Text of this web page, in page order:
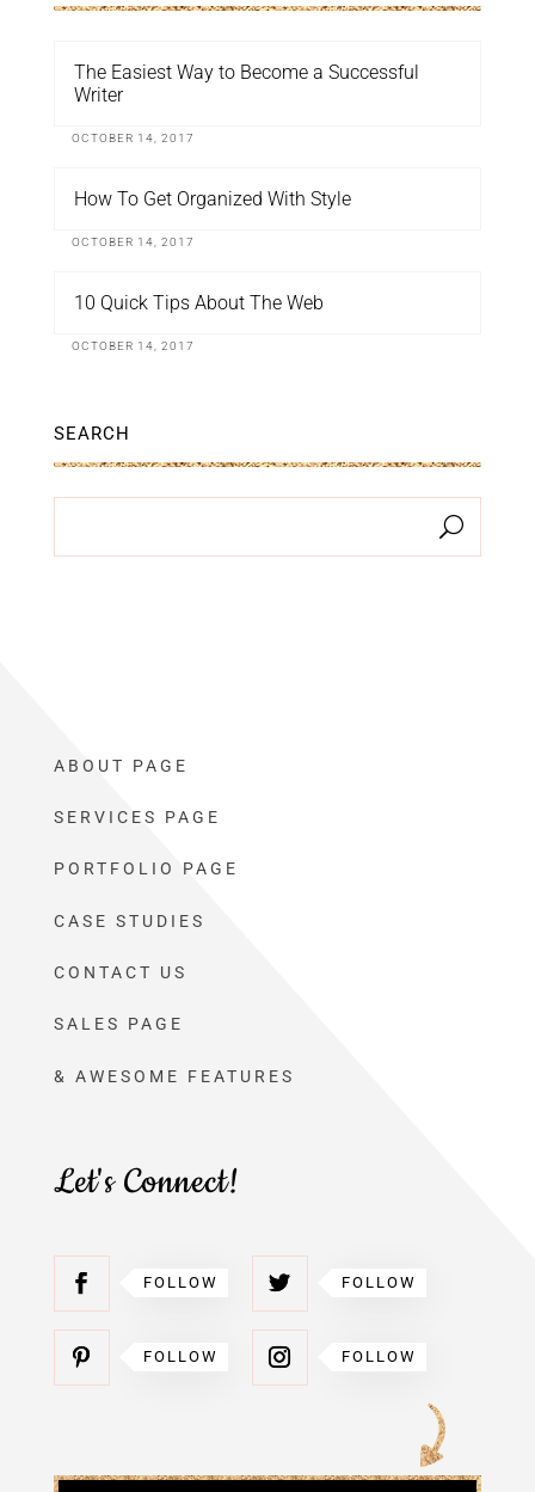
The Easiest Way to Become a Successful
Writer
OCTOBER 14, 2017
How To Get Organized With Style
OCTOBER 14, 2017
10 Quick Tips About The Web
OCTOBER 14, 2017
SEARCH
ABOUT PAGE
SERVICES PAGE
PORTFOLIO PAGE
CASE STUDIES
CONTACT US
SALES PAGE
& AWESOME FEATURES
Let's Connect!
FOLLOW FOLLOW
FOLLOW FOLLOW